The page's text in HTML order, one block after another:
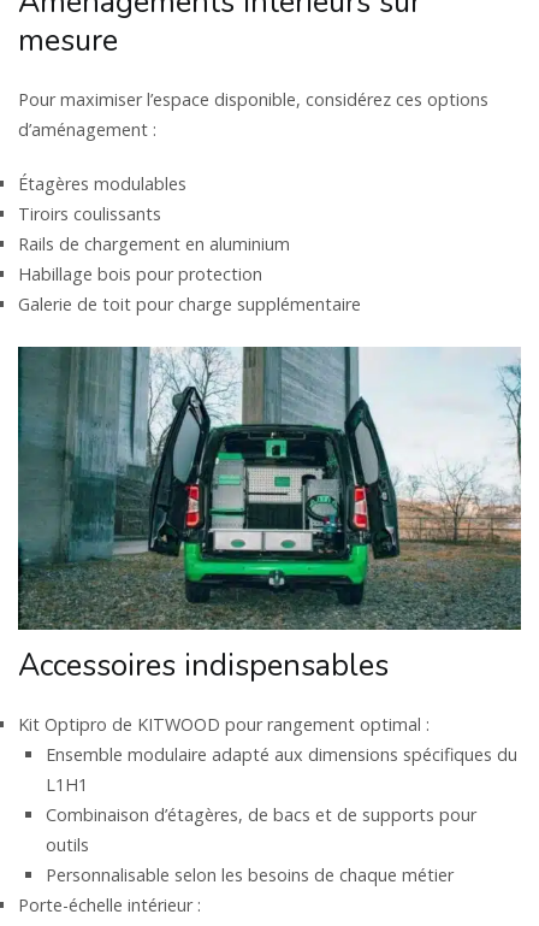
mesure
Pour maximiser l’espace disponible, considérez ces options
d’aménagement :
Étagères modulables
Tiroirs coulissants
Rails de chargement en aluminium
Habillage bois pour protection
Galerie de toit pour charge supplémentaire
Accessoires indispensables
Kit Optipro de KITWOOD pour rangement optimal :
Ensemble modulaire adapté aux dimensions spécifiques du
L1H1
Combinaison d’étagères, de bacs et de supports pour
outils
Personnalisable selon les besoins de chaque métier
Porte-échelle intérieur :